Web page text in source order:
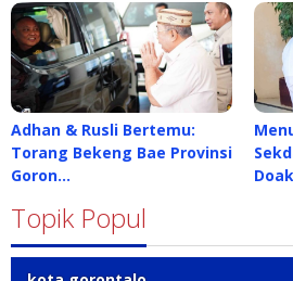
Adhan & Rusli Bertemu:
Torang Bekeng Bae Provinsi
Goron…
Topik Popul